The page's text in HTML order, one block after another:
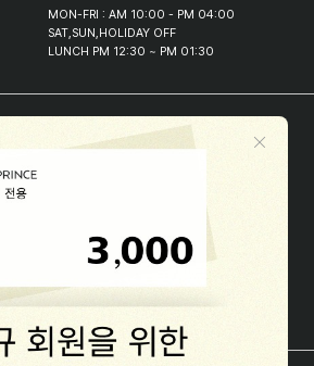
MON-FRI : AM 10:00 - PM 04:00
SAT,SUN,HOLIDAY OFF
LUNCH PM 12:30 ~ PM 01:30
린스
울종로-1384 호[사업자정보확인]